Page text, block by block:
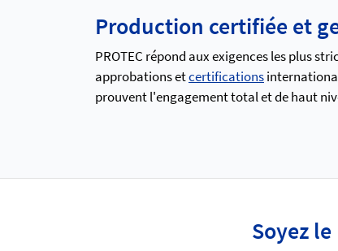
Production certifiée et
PROTEC répond aux exigences les plus
approbations etcertifications
prouvent l'engagement total et de haut
Soyez